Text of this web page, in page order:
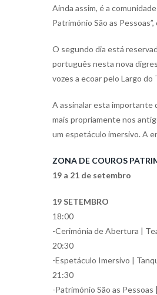
Ainda assim, é a
Património São as
O segundo dia está
português nesta nova
vozes a ecoar pelo Largo do
A assinalar esta importante
mais propriamente nos
um espetáculo imersivo. A
ZONA DE COUROS
19 a 21 de setembro
19 SETEMBRO
18:00
-Cerimónia de Abertura |
20:30
-Espetáculo Imersivo |
21:30
-Património São as